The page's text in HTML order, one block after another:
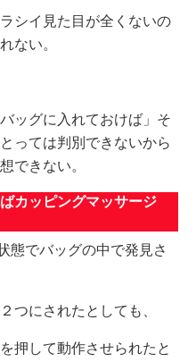
シイ見た目が全くないの
ない。
ッグに入れておけば」そ
っては判別できないから
できない。
カッピングマッサージ
態でバッグの中で発見さ
つにされたとしても、
押して動作させられたと